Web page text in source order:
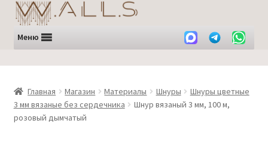
Перейти
к
навигации
Перейти
к
содержимому
Меню
Главная Магазин Материалы Шнуры
Шнуры цветные
3 мм вязаные без сердечника
Шнур вязаный 3 мм, 100 м,
розовый дымчатый